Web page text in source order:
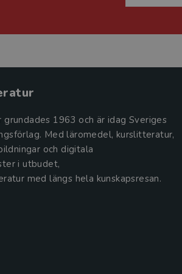
1963 och är idag Sveriges
Med läromedel, kurslitteratur,
och digitala
i utbudet,
med längs hela kunskapsresan.